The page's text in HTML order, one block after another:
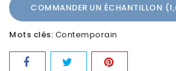
COMMANDER UN ÉCHANTILLON
Mots clés: Contemporain